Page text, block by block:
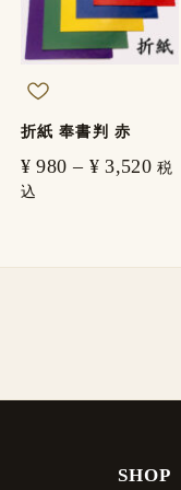
折紙 奉書判 赤
¥ 980 – ¥3,520
¥
税
込
SHOP